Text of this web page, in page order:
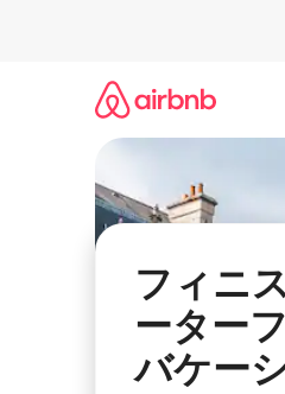
フィニ
ーター
バケー